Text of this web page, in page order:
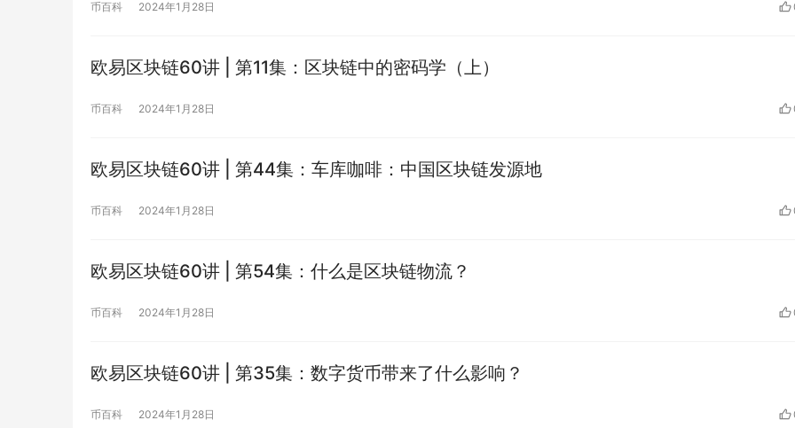
币百科 2024年1月28日
欧易区块链60讲 | 第11集：区块链中的密码学（上）
币百科 2024年1月28日
欧易区块链60讲 | 第44集：车库咖啡：中国区块链发源地
币百科 2024年1月28日
欧易区块链60讲 | 第54集：什么是区块链物流？
币百科 2024年1月28日
欧易区块链60讲 | 第35集：数字货币带来了什么影响？
币百科 2024年1月28日